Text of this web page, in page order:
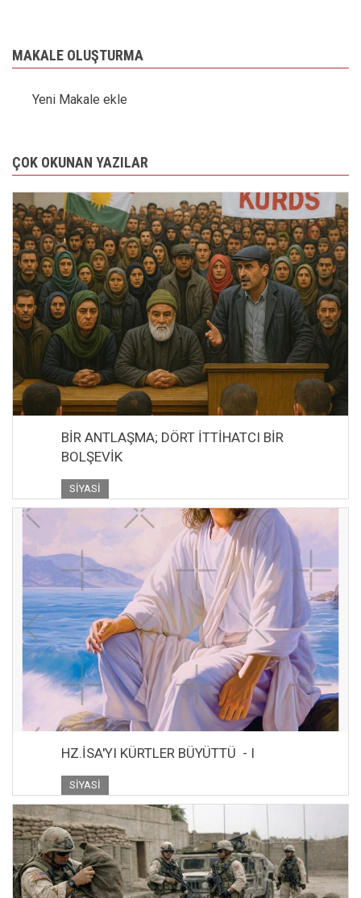
MAKALE OLUŞTURMA
Yeni Makale ekle
ÇOK OKUNAN YAZILAR
BİR ANTLAŞMA; DÖRT İTTİHATCI BİR
BOLŞEVİK
SIYASI
HZ.İSA'YI KÜRTLER BÜYÜTTÜ - I
SIYASI